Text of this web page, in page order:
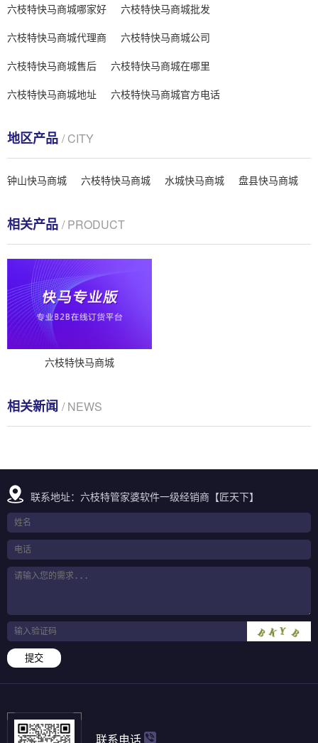
六枝特快马商城哪家好
六枝特快马商城批发
六枝特快马商城代理商
六枝特快马商城公司
六枝特快马商城售后
六枝特快马商城在哪里
六枝特快马商城地址
六枝特快马商城官方电话
地区产品 / CITY
钟山快马商城 六枝特快马商城 水城快马商城 盘县快马商城
相关产品 / PRODUCT
六枝特快马商城
相关新闻 / NEWS
联系地址：六枝特管家婆软件一级经销商【匠天下】
提交
联系电话